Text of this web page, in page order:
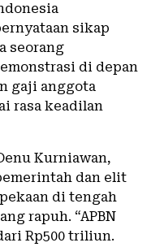
sikap
seorang
di depan
gaji anggota
rasa keadilan
Kurniawan,
dan elit
di tengah
rapuh. “APBN
Rp500 triliun.